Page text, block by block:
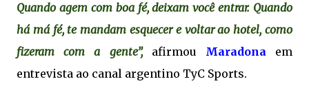
Quando agem com boa fé, deixam você entrar. Quando
há má fé, te mandam esquecer e voltar ao hotel, como
fizeram com a gente”, afirmou Maradona em
entrevista ao canal argentino TyC Sports.